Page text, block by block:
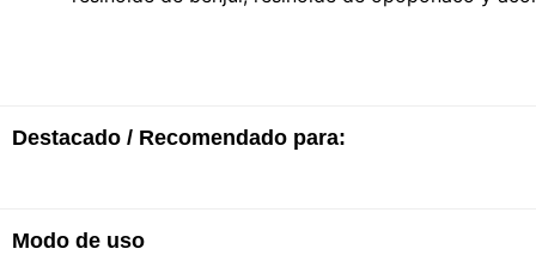
Destacado / Recomendado para:
· Eau de parfum en spray
Modo de uso